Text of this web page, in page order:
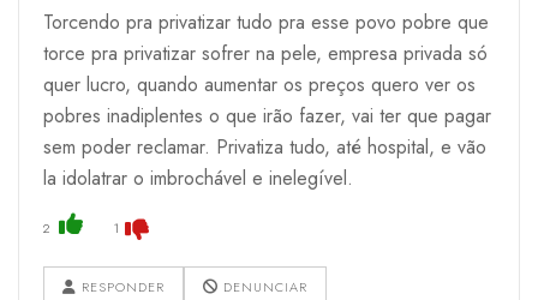
Torcendo pra privatizar tudo pra esse povo pobre que
torce pra privatizar sofrer na pele, empresa privada só
quer lucro, quando aumentar os preços quero ver os
pobres inadiplentes o que irão fazer, vai ter que pagar
sem poder reclamar. Privatiza tudo, até hospital, e vão
la idolatrar o imbrochável e inelegível.
2 1
RESPONDER DENUNCIAR